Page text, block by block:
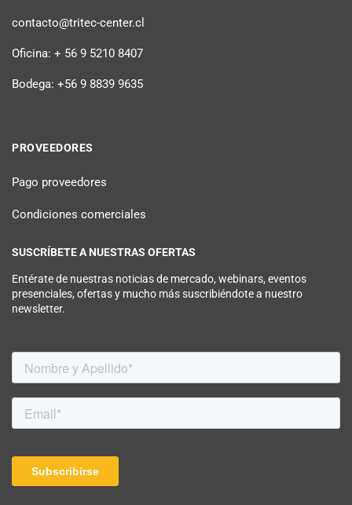
contacto@tritec-center.cl
Oficina: + 56 9 5210 8407
Bodega: +56 9 8839 9635
PROVEEDORES
Pago proveedores
Condiciones comerciales
SUSCRÍBETE A NUESTRAS OFERTAS
Entérate de nuestras noticias de mercado, webinars, eventos
presenciales, ofertas y mucho más suscribiéndote a nuestro
newsletter.